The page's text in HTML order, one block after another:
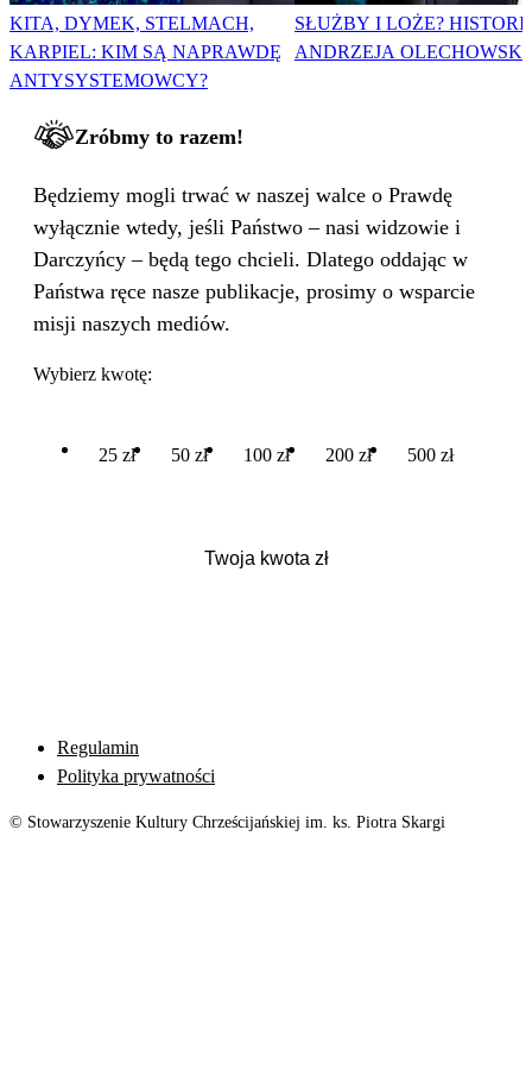
KITA, DYMEK, STELMACH,
KARPIEL: KIM SĄ NAPRAWDĘ
ANTYSYSTEMOWCY?
SŁUŻBY I LOŻE?
ANDRZEJA
Zróbmy to razem!
Będziemy mogli trwać w naszej walce o Prawdę
wyłącznie wtedy, jeśli Państwo – nasi widzowie i
Darczyńcy – będą tego chcieli. Dlatego oddając w
Państwa ręce nasze publikacje, prosimy o wsparcie
misji naszych mediów.
Wybierz kwotę:
25 zł 50 zł 100 zł 200 zł 500 zł
Regulamin
Polityka prywatności
© Stowarzyszenie Kultury Chrześcijańskiej im. ks. Piotra Skargi